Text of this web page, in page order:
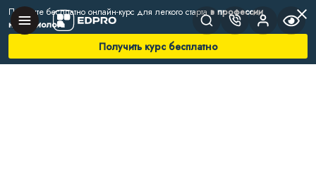
Получите бесплатно онлайн-курс для легкого стартав профессии
нутрициолога
Получить курс бесплатно